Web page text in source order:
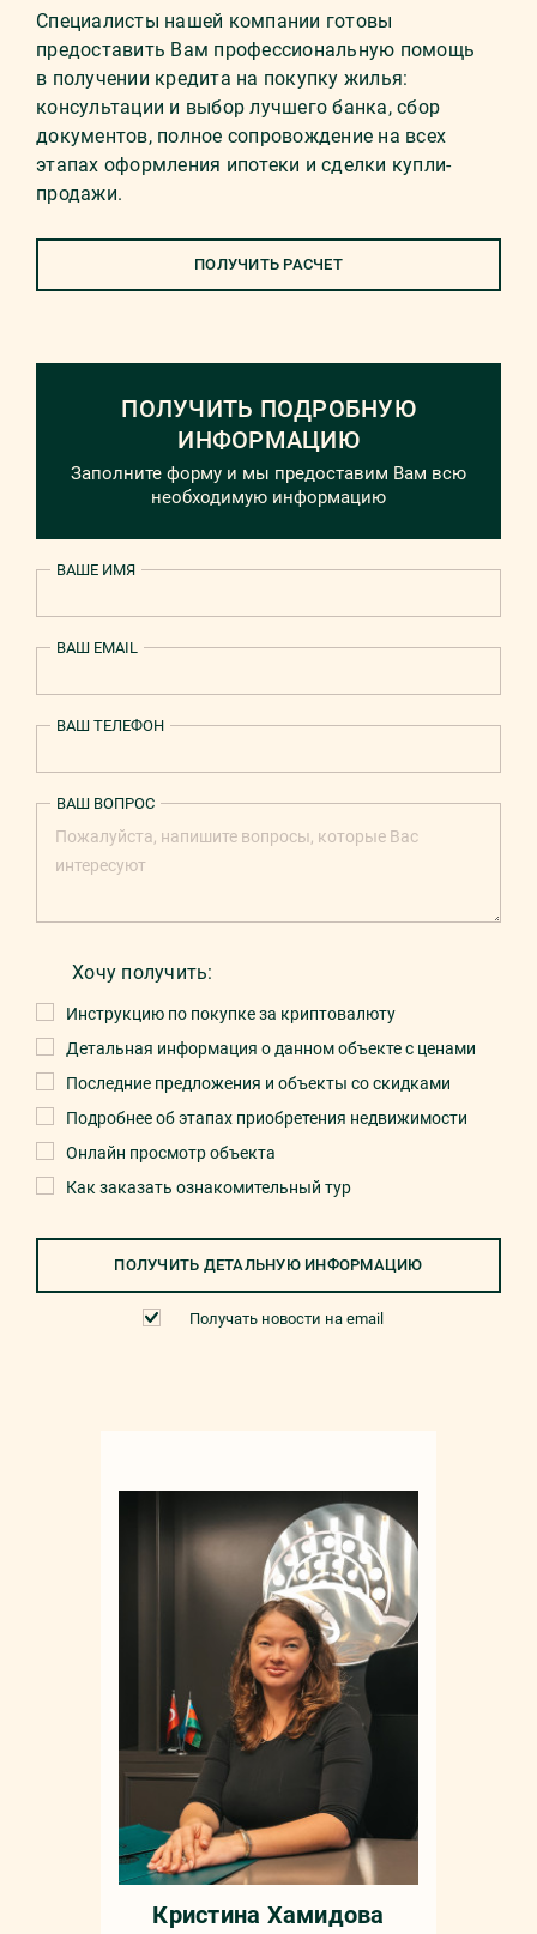
Специалисты нашей компании готовы
предоставить Вам профессиональную помощь
в получении кредита на покупку жилья:
консультации и выбор лучшего банка, сбор
документов, полное сопровождение на всех
этапах оформления ипотеки и сделки купли-
продажи.
ПОЛУЧИТЬ РАСЧЕТ
ПОЛУЧИТЬ ПОДРОБНУЮ
ИНФОРМАЦИЮ
Заполните форму и мы предоставим Вам всю
необходимую информацию
ВАШЕ ИМЯ
ВАШ EMAIL
ВАШ ТЕЛЕФОН
Хочу получить:
Инструкцию по покупке за криптовалюту
Детальная информация о данном объекте с ценами
Последние предложения и объекты со скидками
Подробнее об этапах приобретения недвижимости
Онлайн просмотр объекта
Как заказать ознакомительный тур
ВАШ ВОПРОС
ПОЛУЧИТЬ ДЕТАЛЬНУЮ ИНФОРМАЦИЮ
Получать новости на email
Кристина Хамидова